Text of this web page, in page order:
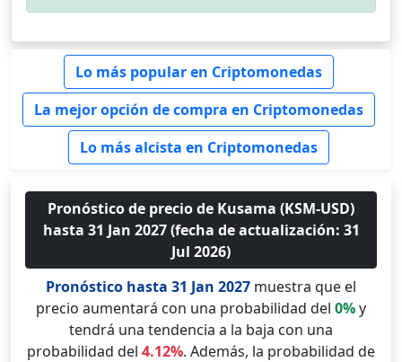
Lo más popular en Criptomonedas
La mejor opción de compra en Criptomonedas
Lo más alcista en Criptomonedas
Pronóstico de precio de Kusama (KSM-USD)
hasta 31 Jan 2027 (fecha de actualización: 31
Jul 2026)
Pronóstico hasta 31 Jan 2027 muestra que el
precio aumentará con una probabilidad del 0%y
tendrá una tendencia a la baja con una
probabilidad del 4.12%. Además, la probabilidad de